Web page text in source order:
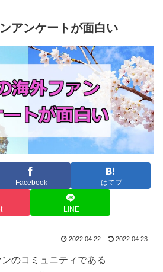
アンケートが面白い
Facebook はてブ
LINE
2022.04.22 2022.04.23
のコミュニティである